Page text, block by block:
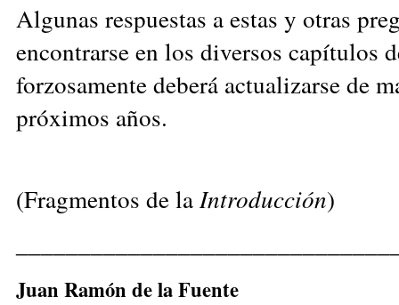
Algunas respuestas a estas y otras
encontrarse en los diversos capítulos
forzosamente deberá actualizarse de
próximos años.
(Fragmentos de laIntroducción)
Juan Ramón de la Fuente